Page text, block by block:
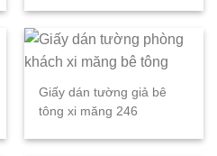
Giấy dán tường giả bê
tông xi măng 246